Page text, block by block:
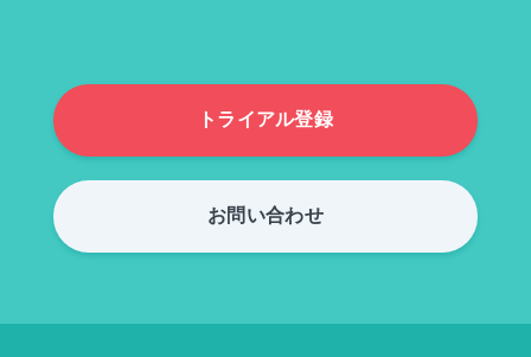
トライアル登録
お問い合わせ